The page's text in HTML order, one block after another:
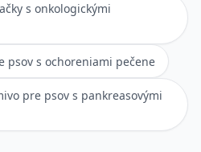
s onkologickými
psov s ochoreniami pečene
pre psov s pankreasovými